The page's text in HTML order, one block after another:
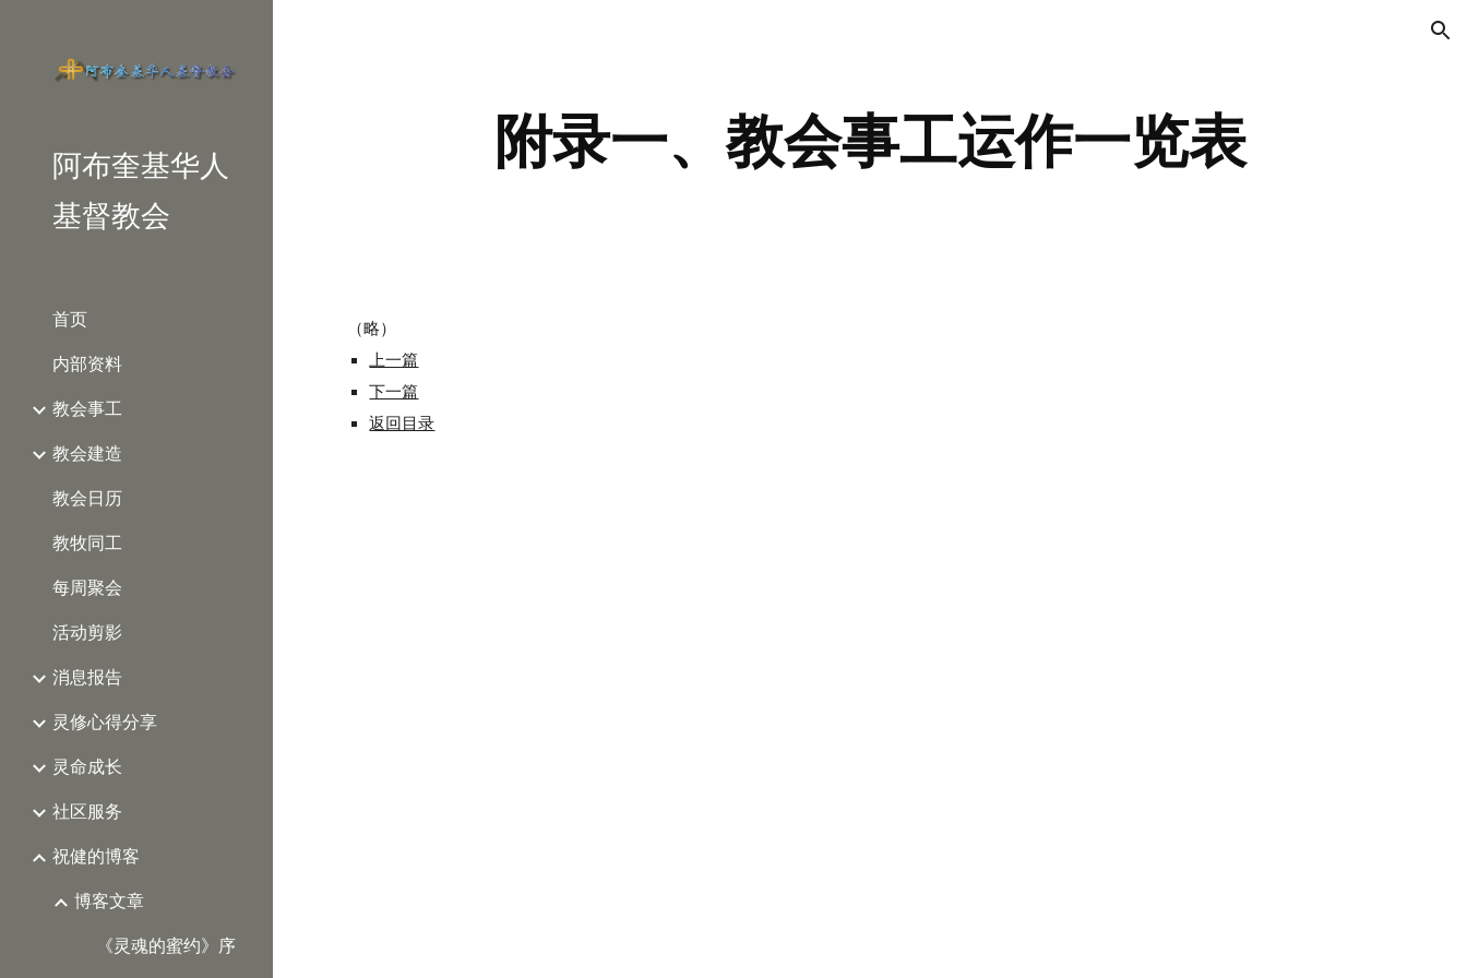
阿布奎基华人
基督教会
首页
内部资料
教会事工
教会建造
教会日历
教牧同工
每周聚会
活动剪影
消息报告
灵修心得分享
灵命成长
社区服务
祝健的博客
博客文章
《灵魂的蜜约》序
附录一、教会事工运作一览表
（略）
上一篇
下一篇
返回目录